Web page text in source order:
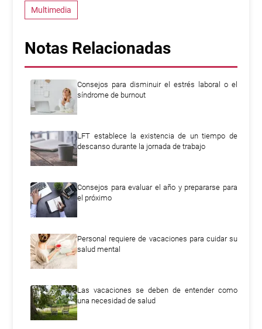
Multimedia
Notas Relacionadas
Consejos para disminuir el estrés laboral o el
síndrome de burnout
LFT establece la existencia de un tiempo de
descanso durante la jornada de trabajo
Consejos para evaluar el año y prepararse para
el próximo
Personal requiere de vacaciones para cuidar su
salud mental
Las vacaciones se deben de entender como
una necesidad de salud